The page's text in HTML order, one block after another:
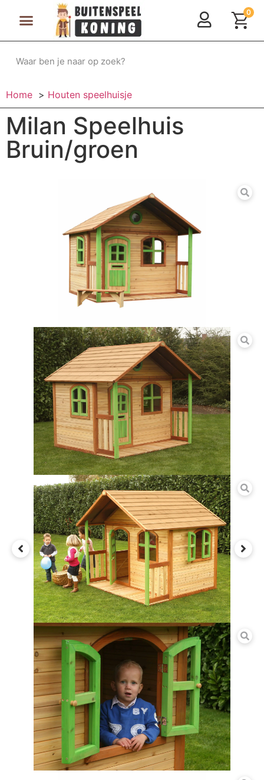
0
Home Houten speelhuisje
Milan Speelhuis
Bruin/groen